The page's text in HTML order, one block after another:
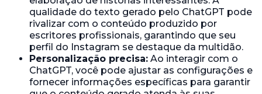
qualidade do texto gerado pelo ChatGPT pode
rivalizar com o conteúdo produzido por
escritores profissionais, garantindo que seu
perfil do Instagram se destaque da multidão.
Personalização precisa: Ao interagir com o
ChatGPT, você pode ajustar as configurações e
fornecer informações específicas para garantir